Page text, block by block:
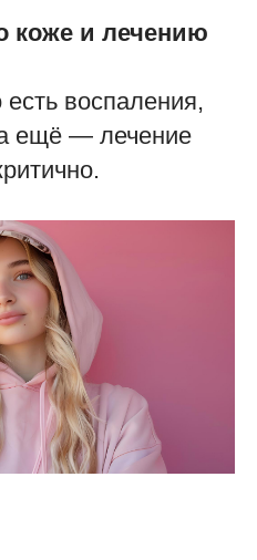
коже и лечению
воспаления,
а ещё — лечение